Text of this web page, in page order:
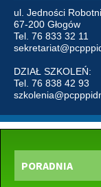
ul. Jedności
67-200 Głogów
Tel. 76 833 32 11
DZIAŁ SZKOLEŃ:
Tel. 76 838 42 93
PORADNIA